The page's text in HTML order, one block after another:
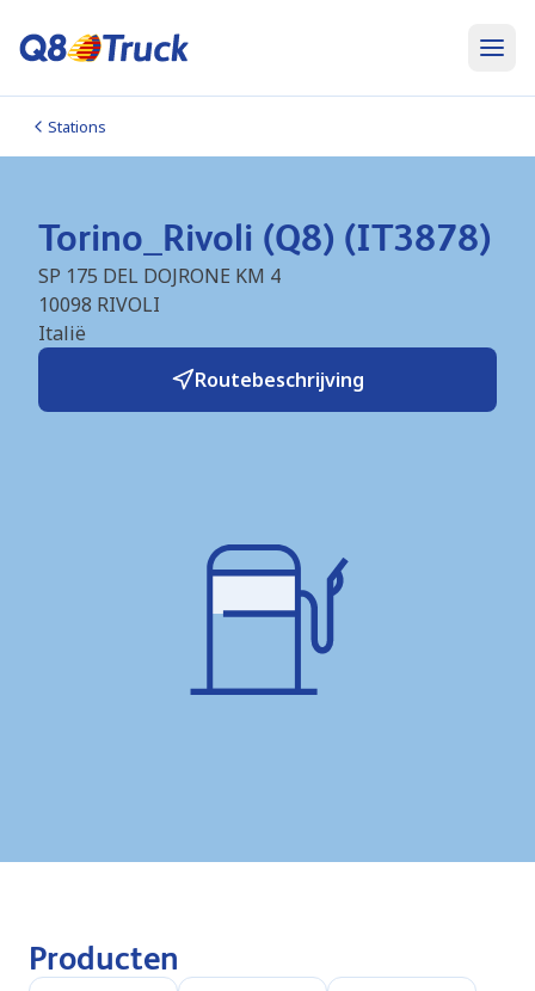
Stations
Torino_Rivoli (Q8) (IT3878)
SP 175 DEL DOJRONE KM 4
10098 RIVOLI
Italië
Routebeschrijving
Producten